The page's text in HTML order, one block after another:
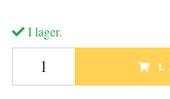
I lager.